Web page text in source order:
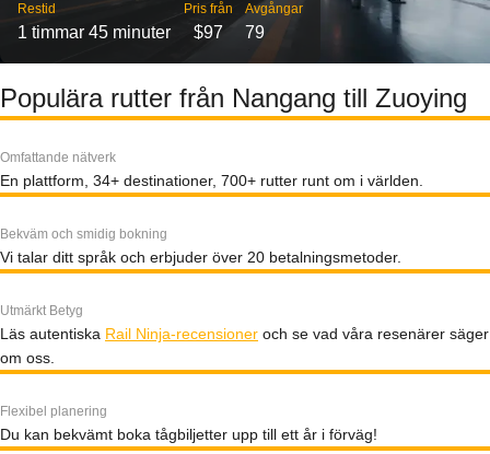
Restid
1 timmar 45 minuter
Pris från
$97
Avgångar
79
Populära rutter från Nangang till Zuoying
Omfattande nätverk
En plattform, 34+ destinationer, 700+ rutter runt om i världen.
Bekväm och smidig bokning
Vi talar ditt språk och erbjuder över 20 betalningsmetoder.
Utmärkt Betyg
Läs autentiska Rail Ninja-recensioner och se vad våra resenärer säger
om oss.
Flexibel planering
Du kan bekvämt boka tågbiljetter upp till ett år i förväg!